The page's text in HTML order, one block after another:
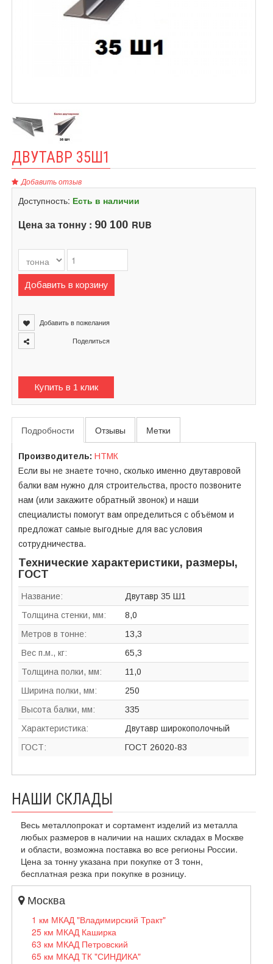
ДВУТАВР 35Ш1
Добавить отзыв
Доступность: Есть в наличии
Цена за тонну : 90 100 RUB
Добавить в корзину
Добавить в пожелания
Поделиться
Купить в 1 клик
Подробности Отзывы Метки
Производитель: НТМК
Если вы не знаете точно, сколько именно двутавровой
балки вам нужно для строительства, просто позвоните
нам (или закажите обратный звонок) и наши
специалисты помогут вам определиться с объёмом и
предложат самые выгодные для вас условия
сотрудничества.
Технические характеристики, размеры,
ГОСТ
Название:
Двутавр 35 Ш1
Толщина стенки, мм:
8,0
Метров в тонне:
13,3
Вес п.м., кг:
65,3
Толщина полки, мм:
11,0
Ширина полки, мм:
250
Высота балки, мм:
335
Характеристика:
Двутавр широкополочный
ГОСТ:
ГОСТ 26020-83
НАШИ СКЛАДЫ
Весь металлопрокат и сортамент изделий из металла
любых размеров в наличии на наших складах в Москве
и области, возможна поставка во все регионы России.
Цена за тонну указана при покупке от 3 тонн,
бесплатная резка при покупке в розницу.
Москва
1 км МКАД "Владимирский Тракт"
25 км МКАД Каширка
63 км МКАД Петровский
65 км МКАД ТК "СИНДИКА"